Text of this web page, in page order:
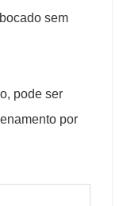
sem
pode ser
por